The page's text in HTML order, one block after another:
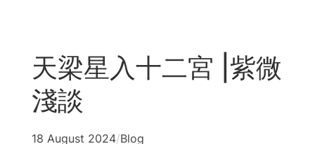
天梁星入十二宮 |紫微
淺談
18 August 2024/Blog